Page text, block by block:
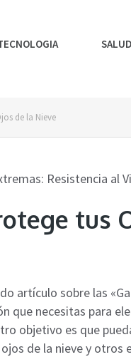
SALUD
de la Nieve
tus
artículo sobre las
que necesitas para
objetivo es que
de la nieve y otros